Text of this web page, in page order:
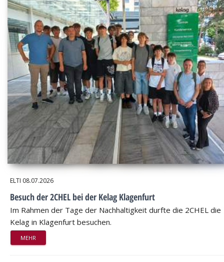
ELTI 08.07.2026
Besuch der 2CHEL bei der Kelag Klagenfurt
Im Rahmen der Tage der Nachhaltigkeit durfte die 2CHEL die
Kelag in Klagenfurt besuchen.
MEHR